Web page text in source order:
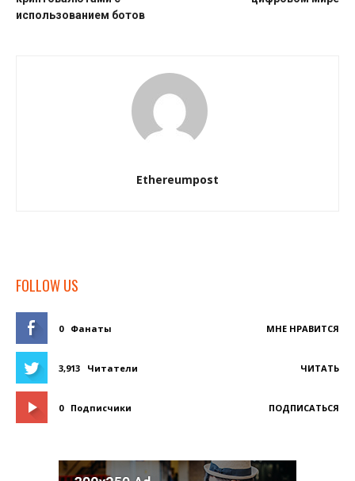
использованием ботов
Ethereumpost
FOLLOW US
0 Фанаты МНЕ НРАВИТСЯ
3,913 Читатели ЧИТАТЬ
0 Подписчики ПОДПИСАТЬСЯ